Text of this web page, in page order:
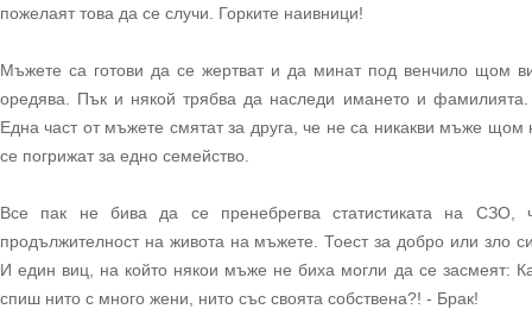
пожелаят това да се случи. Горките наивници!
Мъжете са готови да се жертват и да минат под венчило щом
оредява. Пък и някой трябва да наследи имането и
Една част от мъжете смятат за друга, че не са никакви мъже
се погрижат за едно семейство.
Все пак не бива да се пренебрегва статистиката на СЗО,
продължителност на живота на мъжете. Тоест за добро или зло
И един виц, на който някои мъже не биха могли да се засмеят:
спиш нито с много жени, нито със своята собствена?! - Брак!